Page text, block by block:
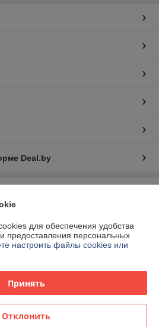
Deal.by
14-90
391428121
городской исполнительный
25.10.2010
для обеспечения удобства
предоставления персональных
настроить файлы cookies или
Принять
Отклонить